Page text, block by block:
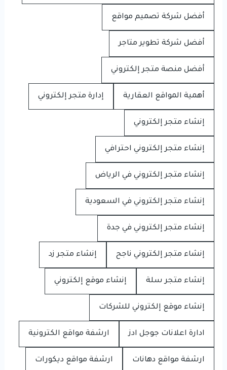
أفضل شركة تصميم مواقع
أفضل شركة تطوير متاجر
أفضل منصة متجر إلكتروني
أهمية المواقع العقارية إدارة متجر إلكتروني
إنشاء متجر إلكتروني
إنشاء متجر إلكتروني احترافي
إنشاء متجر إلكتروني في الرياض
إنشاء متجر إلكتروني في السعودية
إنشاء متجر إلكتروني في جدة
إنشاء متجر إلكتروني ناجح إنشاء متجر زد
إنشاء متجر سلة إنشاء موقع إلكتروني
إنشاء موقع إلكتروني للشركات
ادارة اعلانات جوجل ادز ارشفة مواقع الكترونية
ارشفة مواقع دهانات ارشفة مواقع ديكورات